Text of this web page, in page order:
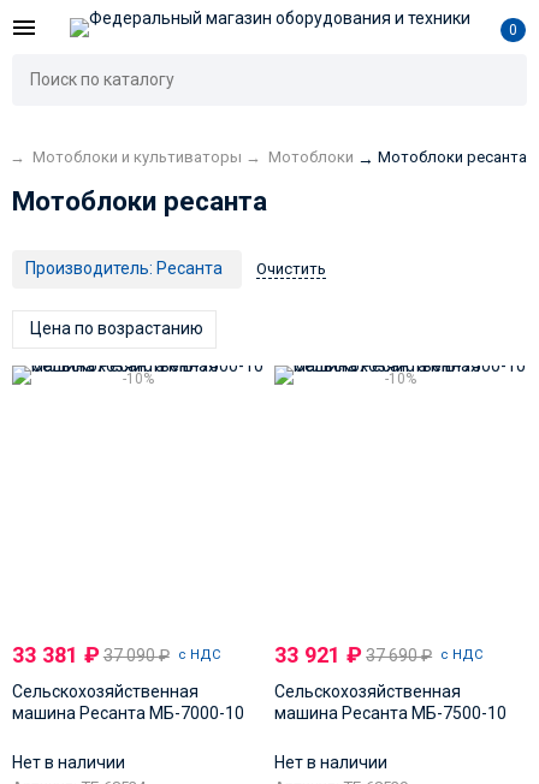
0
→ Мотоблоки и культиваторы → Мотоблоки → Мотоблоки ресанта
Мотоблоки ресанта
Производитель: Ресанта Очистить
Цена по возрастанию
-10%
33 381 ₽ 37 090₽ с НДС
Сельскохозяйственная
машина Ресанта МБ-7000-10
Нет в наличии
-10%
33 921₽37 690₽ с НДС
Сельскохозяйственная
машина Ресанта МБ-7500-10
Нет в наличии